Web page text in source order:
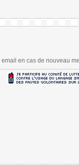
en cas de nouveau